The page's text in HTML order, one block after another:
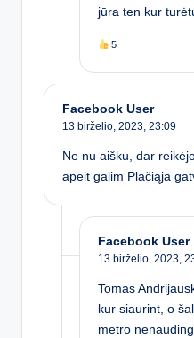
jūra ten kur
5
Facebook User
13 birželio, 2023, 23:09
Ne nu aišku, dar
apeit galim Plačiąja
Facebook User
13 birželio, 2023,
Tomas
kur siaurint, o
metro